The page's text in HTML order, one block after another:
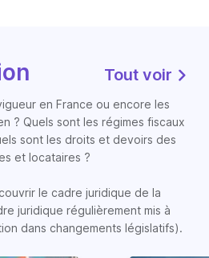
Tout voir
en France ou encore les
? Quels sont les régimes fiscaux
sont les droits et devoirs des
et locataires ?
le cadre juridique de la
juridique régulièrement mis à
dans changements législatifs).